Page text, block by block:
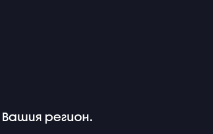
регион.